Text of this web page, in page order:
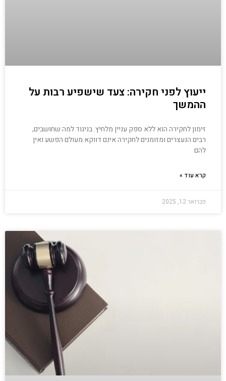
ייעוץ לפני חקירה: צעד שישפיע רבות על
ההמשך
זימון לחקירה הוא ללא ספק עניין מלחיץ. בניגוד למה שחושבים,
רבים הנעצרים ומזומנים לחקירה אינם דווקא מעולם הפשע ואין
להם
קרא עוד »
פברואר 12, 2025